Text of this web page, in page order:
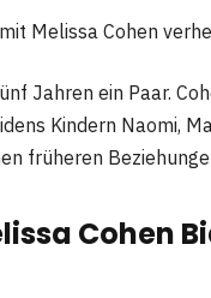
Melissa Cohen
Jahren ein Paar.
Kindern Naomi,
früheren
Cohen